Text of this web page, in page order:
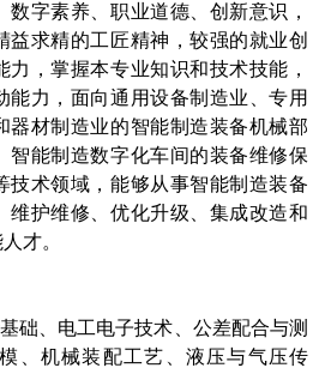
字素养、职业道德、创新意识，
益求精的工匠精神，较强的就业创
，掌握本专业知识和技术技能，
能力，面向通用设备制造业、专用
器材制造业的智能制造装备机械部
智能制造数字化车间的装备维修保
技术领域，能够从事智能制造装备
维护维修、优化升级、集成改造和
才。
础、电工电子技术、公差配合与测
、机械装配工艺、液压与气压传